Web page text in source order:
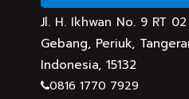
Jl. H. Ikhwan No. 9 RT
Gebang, Periuk,
Indonesia, 15132
0816 1770 7929